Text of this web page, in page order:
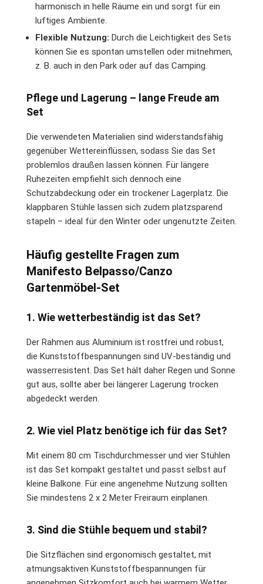
harmonisch in helle Räume ein und sorgt für ein
luftiges Ambiente.
Flexible Nutzung: Durch die Leichtigkeit des Sets
können Sie es spontan umstellen oder mitnehmen,
z. B. auch in den Park oder auf das Camping.
Pflege und Lagerung – lange Freude am
Set
Die verwendeten Materialien sind widerstandsfähig
gegenüber Wettereinflüssen, sodass Sie das Set
problemlos draußen lassen können. Für längere
Ruhezeiten empfiehlt sich dennoch eine
Schutzabdeckung oder ein trockener Lagerplatz. Die
klappbaren Stühle lassen sich zudem platzsparend
stapeln – ideal für den Winter oder ungenutzte Zeiten.
Häufig gestellte Fragen zum
Manifesto Belpasso/Canzo
Gartenmöbel-Set
1. Wie wetterbeständig ist das Set?
Der Rahmen aus Aluminium ist rostfrei und robust,
die Kunststoffbespannungen sind UV-beständig und
wasserresistent. Das Set hält daher Regen und Sonne
gut aus, sollte aber bei längerer Lagerung trocken
abgedeckt werden.
2. Wie viel Platz benötige ich für das Set?
Mit einem 80 cm Tischdurchmesser und vier Stühlen
ist das Set kompakt gestaltet und passt selbst auf
kleine Balkone. Für eine angenehme Nutzung sollten
Sie mindestens 2 x 2 Meter Freiraum einplanen.
3. Sind die Stühle bequem und stabil?
Die Sitzflächen sind ergonomisch gestaltet, mit
atmungsaktiven Kunststoffbespannungen für